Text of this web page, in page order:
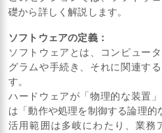
礎から詳しく解説します。
ソフトウェアの定義：
ソフトウェアとは、コンピュー
グラムや手続き、それに関連す
す。
ハードウェアが「物理的な装置
は「動作や処理を制御する論理的
活用範囲は多岐にわたり、業務